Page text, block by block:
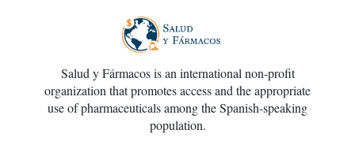
Salud y Fármacos is an international non-profit
organization that promotes access and the appropriate
use of pharmaceuticals among the Spanish-speaking
population.